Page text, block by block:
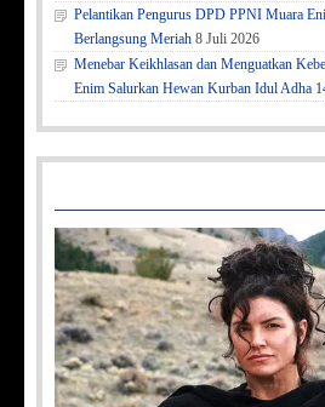
Pelantikan Pengurus DPD PPNI Muara
Berlangsung Meriah 8 Juli 2026
Menebar Keikhlasan dan Menguatkan
Enim Salurkan Hewan Kurban Idul Adha